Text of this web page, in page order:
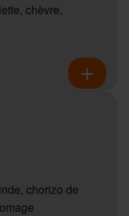
chèvre,
chorizo de